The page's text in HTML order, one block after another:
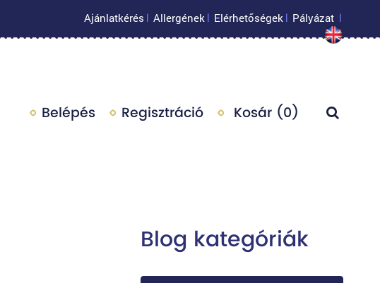
Ajánlatkérés | Allergének | Elérhetőségek | Pályázat |
Belépés Regisztráció Kosár (0)
Blog kategóriák